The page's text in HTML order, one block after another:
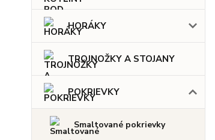
HORÁKY
TROJNOŽKY A STOJANY
POKRIEVKY
Smaltované pokrievky